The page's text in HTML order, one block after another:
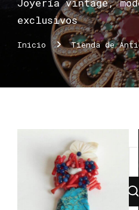
exclusivos
Inicio Tienda de